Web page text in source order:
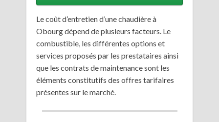
Le coût d’entretien d’une chaudière à
Obourg dépend de plusieurs facteurs. Le
combustible, les différentes options et
services proposés par les prestataires ainsi
que les contrats de maintenance sont les
éléments constitutifs des offres tarifaires
présentes sur le marché.